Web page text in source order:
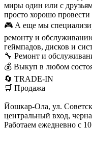
миры один или с
просто хорошо провести
🎮 А еще мы
ремонту и
геймпадов, дисков и
🔧 Ремонт и
💰 Выкуп в любом
🔄 TRADE-IN
🛒 Продажа
Йошкар-Ола, ул.
центральный вход,
Работаем ежедневно с